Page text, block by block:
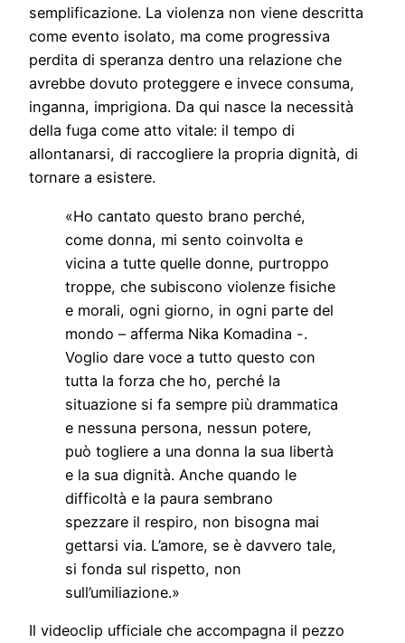
semplificazione. La violenza non viene descritta
come evento isolato, ma come progressiva
perdita di speranza dentro una relazione che
avrebbe dovuto proteggere e invece consuma,
inganna, imprigiona. Da qui nasce la necessità
della fuga come atto vitale: il tempo di
allontanarsi, di raccogliere la propria dignità, di
tornare a esistere.
«Ho cantato questo brano perché,
come donna, mi sento coinvolta e
vicina a tutte quelle donne, purtroppo
troppe, che subiscono violenze fisiche
e morali, ogni giorno, in ogni parte del
mondo – afferma Nika Komadina -.
Voglio dare voce a tutto questo con
tutta la forza che ho, perché la
situazione si fa sempre più drammatica
e nessuna persona, nessun potere,
può togliere a una donna la sua libertà
e la sua dignità. Anche quando le
difficoltà e la paura sembrano
spezzare il respiro, non bisogna mai
gettarsi via. L’amore, se è davvero tale,
si fonda sul rispetto, non
sull’umiliazione.»
Il videoclip ufficiale che accompagna il pezzo